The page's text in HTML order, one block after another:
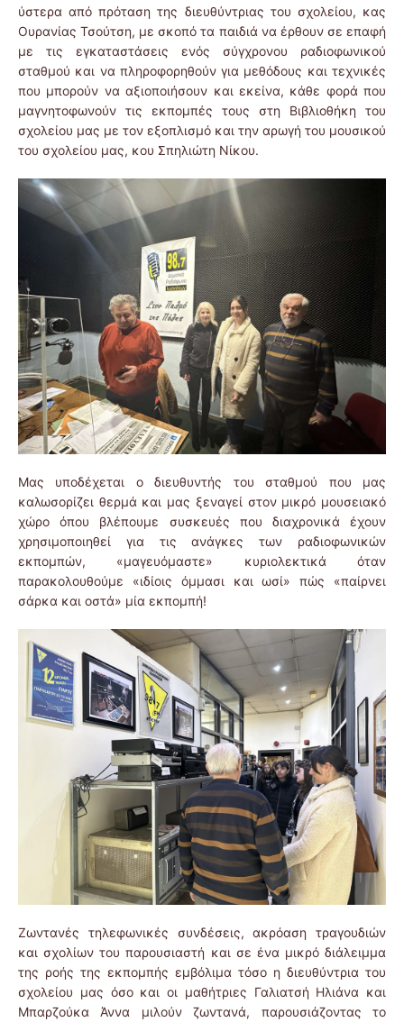
ύστερα από πρόταση της διευθύντριας του σχολείου, κας
Ουρανίας Τσούτση, με σκοπό τα παιδιά να έρθουν σε επαφή
με τις εγκαταστάσεις ενός σύγχρονου ραδιοφωνικού
σταθμού και να πληροφορηθούν για μεθόδους και τεχνικές
που μπορούν να αξιοποιήσουν και εκείνα, κάθε φορά που
μαγνητοφωνούν τις εκπομπές τους στη Βιβλιοθήκη του
σχολείου μας με τον εξοπλισμό και την αρωγή του μουσικού
του σχολείου μας, κου Σπηλιώτη Νίκου.
Μας υποδέχεται ο διευθυντής του σταθμού που μας
καλωσορίζει θερμά και μας ξεναγεί στον μικρό μουσειακό
χώρο όπου βλέπουμε συσκευές που διαχρονικά έχουν
χρησιμοποιηθεί για τις ανάγκες των ραδιοφωνικών
εκπομπών, «μαγευόμαστε» κυριολεκτικά όταν
παρακολουθούμε «ιδίοις όμμασι και ωσί» πώς «παίρνει
σάρκα και οστά» μία εκπομπή!
Ζωντανές τηλεφωνικές συνδέσεις, ακρόαση τραγουδιών
και σχολίων του παρουσιαστή και σε ένα μικρό διάλειμμα
της ροής της εκπομπής εμβόλιμα τόσο η διευθύντρια του
σχολείου μας όσο και οι μαθήτριες Γαλιατσή Ηλιάνα και
Μπαρζούκα Άννα μιλούν ζωντανά, παρουσιάζοντας το